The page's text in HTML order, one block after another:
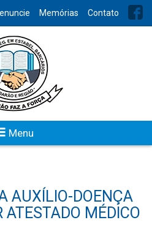
Memórias Contato
Menu
AUXÍLIO-DOENÇA
ATESTADO MÉDICO